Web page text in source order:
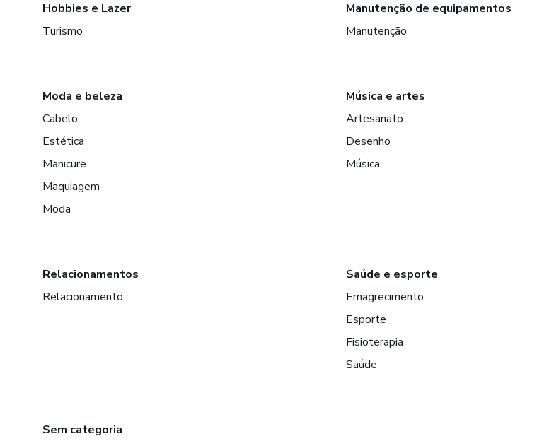
Hobbies e Lazer
Turismo
Manutenção de equipamentos
Manutenção
Moda e beleza
Cabelo
Estética
Manicure
Maquiagem
Moda
Música e artes
Artesanato
Desenho
Música
Relacionamentos
Relacionamento
Saúde e esporte
Emagrecimento
Esporte
Fisioterapia
Saúde
Sem categoria